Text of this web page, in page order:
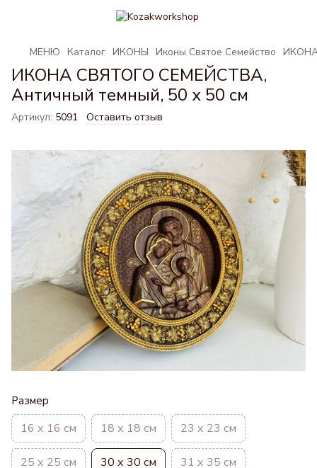
МЕНЮ Каталог ИКОНЫ Иконы Святое Семейство ИКОНА
ИКОНА СВЯТОГО СЕМЕЙСТВА,
Античный темный, 50 х 50 см
Артикул: 5091 Оставить отзыв
Размер
16 х 16 см 18 х 18 см 23 х 23 см
25 х 25 см 30 х 30 см 31 х 35 см